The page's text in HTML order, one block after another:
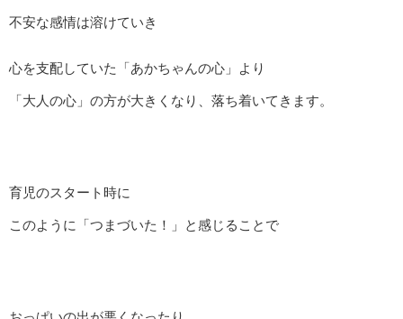
不安な感情は溶けていき
心を支配していた「あかちゃんの心」より
「大人の心」の方が大きくなり、落ち着いてきます。
育児のスタート時に
このように「つまづいた！」と感じることで